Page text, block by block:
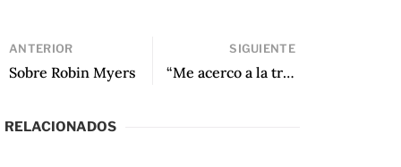
ANTERIOR
Sobre Robin Myers
SIGUIENTE
“Me acerco a la traducción como una artista de covers”: Una conversación con Robin Myers
RELACIONADOS